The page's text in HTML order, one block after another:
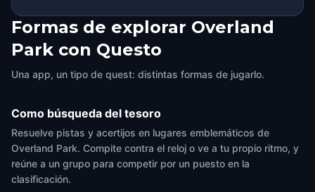
Formas de explorar Overland
Park con Questo
Una app, un tipo de quest: distintas formas de jugarlo.
Como búsqueda del tesoro
Resuelve pistas y acertijos en lugares emblemáticos de
Overland Park. Compite contra el reloj o ve a tu propio ritmo, y
reúne a un grupo para competir por un puesto en la
clasificación.